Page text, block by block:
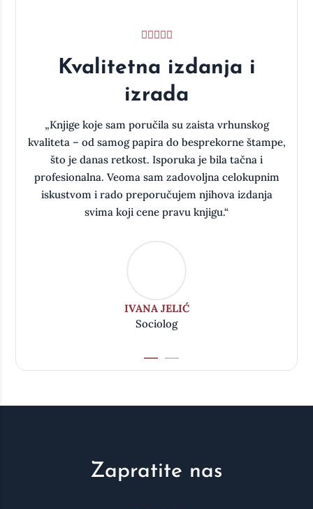
Kvalitetna izdanja i
izrada
„Knjige koje sam poručila su zaista vrhunskog
kvaliteta – od samog papira do besprekorne štampe,
što je danas retkost. Isporuka je bila tačna i
profesionalna. Veoma sam zadovoljna celokupnim
iskustvom i rado preporučujem njihova izdanja
svima koji cene pravu knjigu.“
IVANA JELIĆ
Sociolog
Zapratite nas